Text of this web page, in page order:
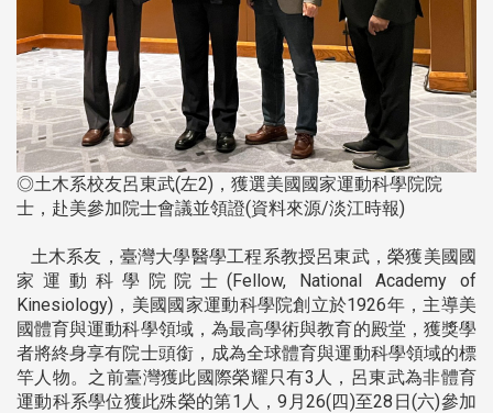
◎土木系校友呂東武(左2)，獲選美國國家運動科學院院
士，赴美參加院士會議並領證(資料來源/淡江時報)
土木系友，臺灣大學醫學工程系教授呂東武，榮獲美國國
家運動科學院院士(Fellow, National Academy of
Kinesiology)，美國國家運動科學院創立於1926年，主導美
國體育與運動科學領域，為最高學術與教育的殿堂，獲獎學
者將終身享有院士頭銜，成為全球體育與運動科學領域的標
竿人物。之前臺灣獲此國際榮耀只有3人，呂東武為非體育
運動科系學位獲此殊榮的第1人，9月26(四)至28日(六)參加